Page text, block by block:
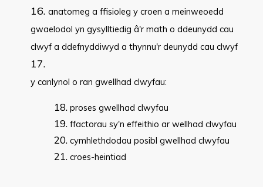
anatomeg a ffisioleg y croen a meinweoedd
gwaelodol yn gysylltiedig â'r math o ddeunydd cau
clwyf a ddefnyddiwyd a thynnu'r deunydd cau clwyf
y canlynol o ran gwellhad clwyfau:
proses gwellhad clwyfau
ffactorau sy'n effeithio ar wellhad clwyfau
cymhlethdodau posibl gwellhad clwyfau
croes-heintiad